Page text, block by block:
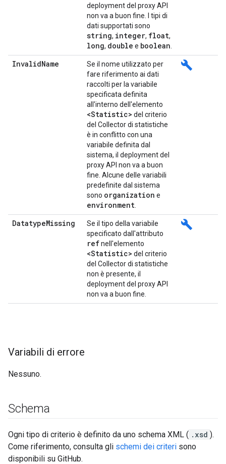
deployment del proxy API
non va a buon fine. I tipi di
dati supportati sono
string, integer, float,
long, double e boolean
InvalidName
Se il nome utilizzato per
fare riferimento ai dati
raccolti per la variabile
specificata definita
all'interno dell'elemento
<Statistic> del criterio
del Collector di statistiche
è in conflitto con una
variabile definita dal
sistema, il deployment del
proxy API non va a buon
fine. Alcune delle variabili
predefinite dal sistema
sono organization e
environment
build
DatatypeMissing
Se il tipo della variabile
specificato dall'attributo
refnell'elemento
<Statistic> del criterio
del Collector di statistiche
non è presente, il
deployment del proxy API
non va a buon fine.
build
Variabili di errore
Nessuno.
Schema
Ogni tipo di criterio è definito da uno schema XML ( .xsd ).
Come riferimento, consulta gli schemi dei criteri sono
disponibili su GitHub.